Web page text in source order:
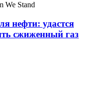
We Stand
нефти: удастся
сжиженный газ